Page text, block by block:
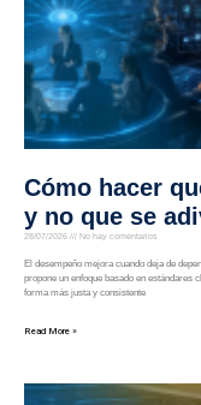
Cómo hacer
y no que se
28/07/2026 No hay comentarios
El desempeño mejora cuando deja de
propone un enfoque basado en
forma más justa y consistente
Read More »